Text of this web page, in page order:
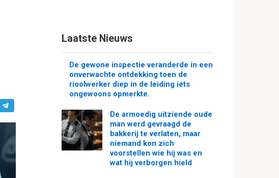
Laatste Nieuws
De gewone inspectie veranderde in een
onverwachte ontdekking toen de
rioolwerker diep in de leiding iets
ongewoons opmerkte.
De armoedig uitziende oude
man werd gevraagd de
bakkerij te verlaten, maar
niemand kon zich
voorstellen wie hij was en
wat hij verborgen hield